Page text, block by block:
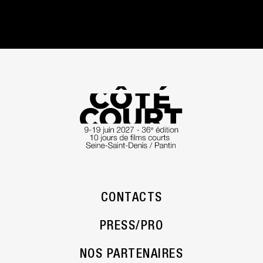
CONTACTS
PRESS/PRO
NOS PARTENAIRES